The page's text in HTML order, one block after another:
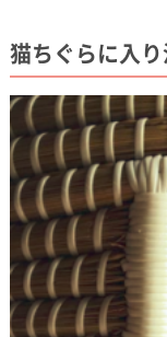
猫ちぐらに入